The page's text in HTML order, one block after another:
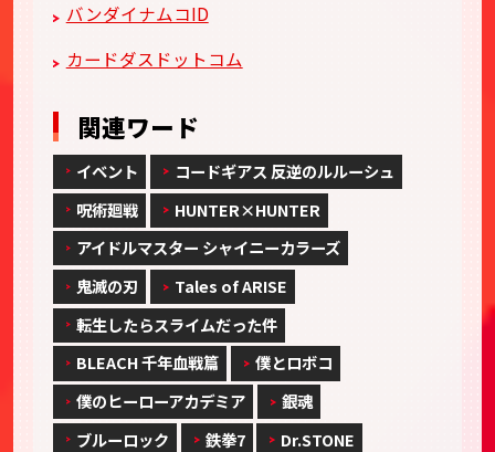
バンダイナムコID
カードダスドットコム
関連ワード
イベント
コードギアス 反逆のルルーシュ
呪術廻戦
HUNTER×HUNTER
アイドルマスター シャイニーカラーズ
鬼滅の刃
Tales of ARISE
転生したらスライムだった件
BLEACH 千年血戦篇
僕とロボコ
僕のヒーローアカデミア
銀魂
ブルーロック
鉄拳7
Dr.STONE